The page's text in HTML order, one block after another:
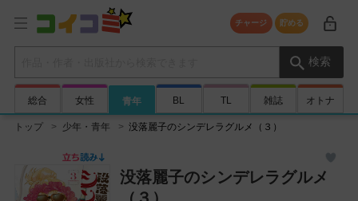
チャージ 貯める
検索
総合 女性 青年 BL TL 雑誌 オトナ
トップ 少年・青年 没落麗子のシンデレラグルメ（３）
没落麗子のシンデレラグルメ